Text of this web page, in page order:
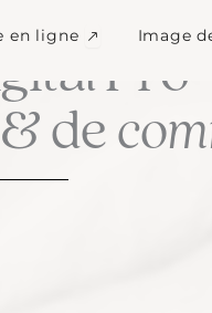
en ligne OuvrirImage
DU SUR MESURE
Pro
& de